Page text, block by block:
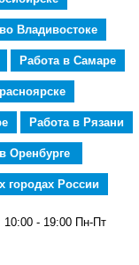
Владивостоке
Работа в Самаре
Работа в Рязани
Оренбурге
городах России
- 19:00 Пн-Пт